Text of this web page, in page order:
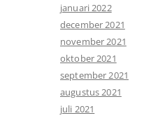
januari 2022
december 2021
november 2021
oktober 2021
september 2021
augustus 2021
juli 2021